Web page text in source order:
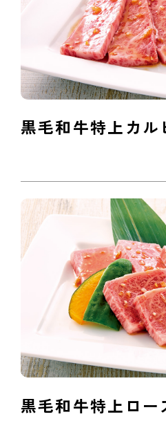
黒毛和牛特上カル
黒毛和牛特上ロー